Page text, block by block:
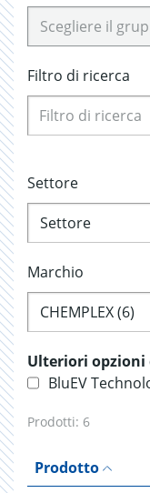
Scegliere il
Filtro di ricerca
Settore
Settore
Marchio
CHEMPLEX (6)
Ulteriori
BluEV
Prodotti: 6
Prodotto